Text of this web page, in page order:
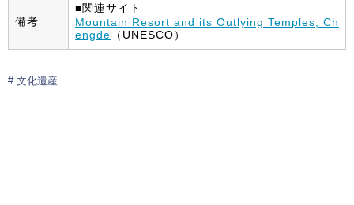
備考
■関連サイト
Mountain Resort and its Outlying Temples, Ch
engde （UNESCO）
文化遺産